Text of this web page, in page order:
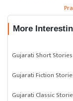
More
Gujarati Short Stories
Gujarati Fiction
Gujarati Classic